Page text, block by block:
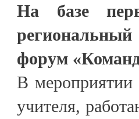
На базе
форум
В мероприятии
учителя,